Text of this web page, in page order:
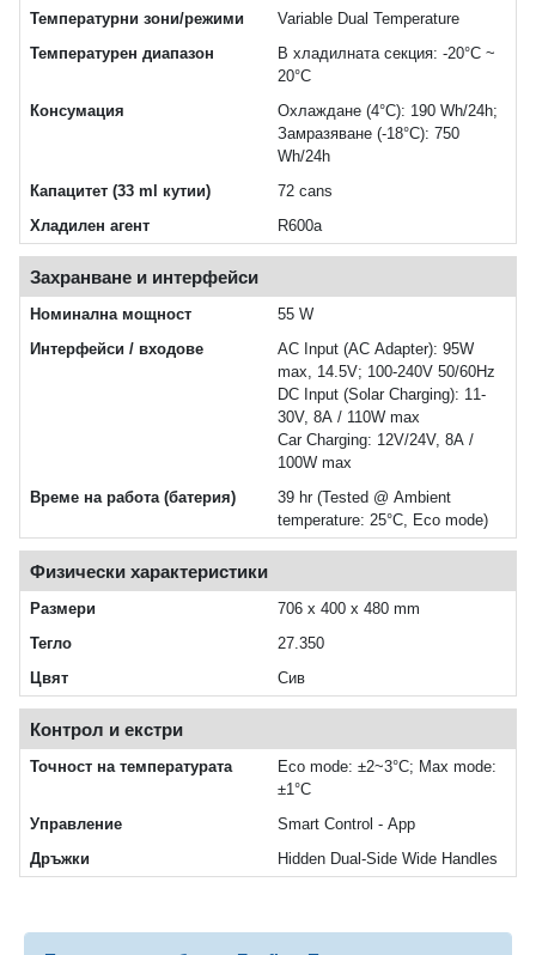
Температурни зони/режими
Variable Dual Temperature
Температурен диапазон
В хладилната секция: -20°C ~
20°C
Консумация
Охлаждане (4°C): 190 Wh/24h;
Замразяване (-18°C): 750
Wh/24h
Капацитет (33 ml кутии)
72 cans
Хладилен агент
R600a
Захранване и интерфейси
Номинална мощност
55 W
Интерфейси / входове
AC Input (AC Adapter): 95W
max, 14.5V; 100-240V 50/60Hz
DC Input (Solar Charging): 11-
30V, 8A / 110W max
Car Charging: 12V/24V, 8A /
100W max
Време на работа (батерия)
39 hr (Tested @ Ambient
temperature: 25°C, Eco mode)
Физически характеристики
Размери
706 x 400 x 480 mm
Тегло
27.350
Цвят
Сив
Контрол и екстри
Точност на температурата
Eco mode: ±2~3°C; Max mode:
±1°C
Управление
Smart Control - App
Дръжки
Hidden Dual-Side Wide Handles